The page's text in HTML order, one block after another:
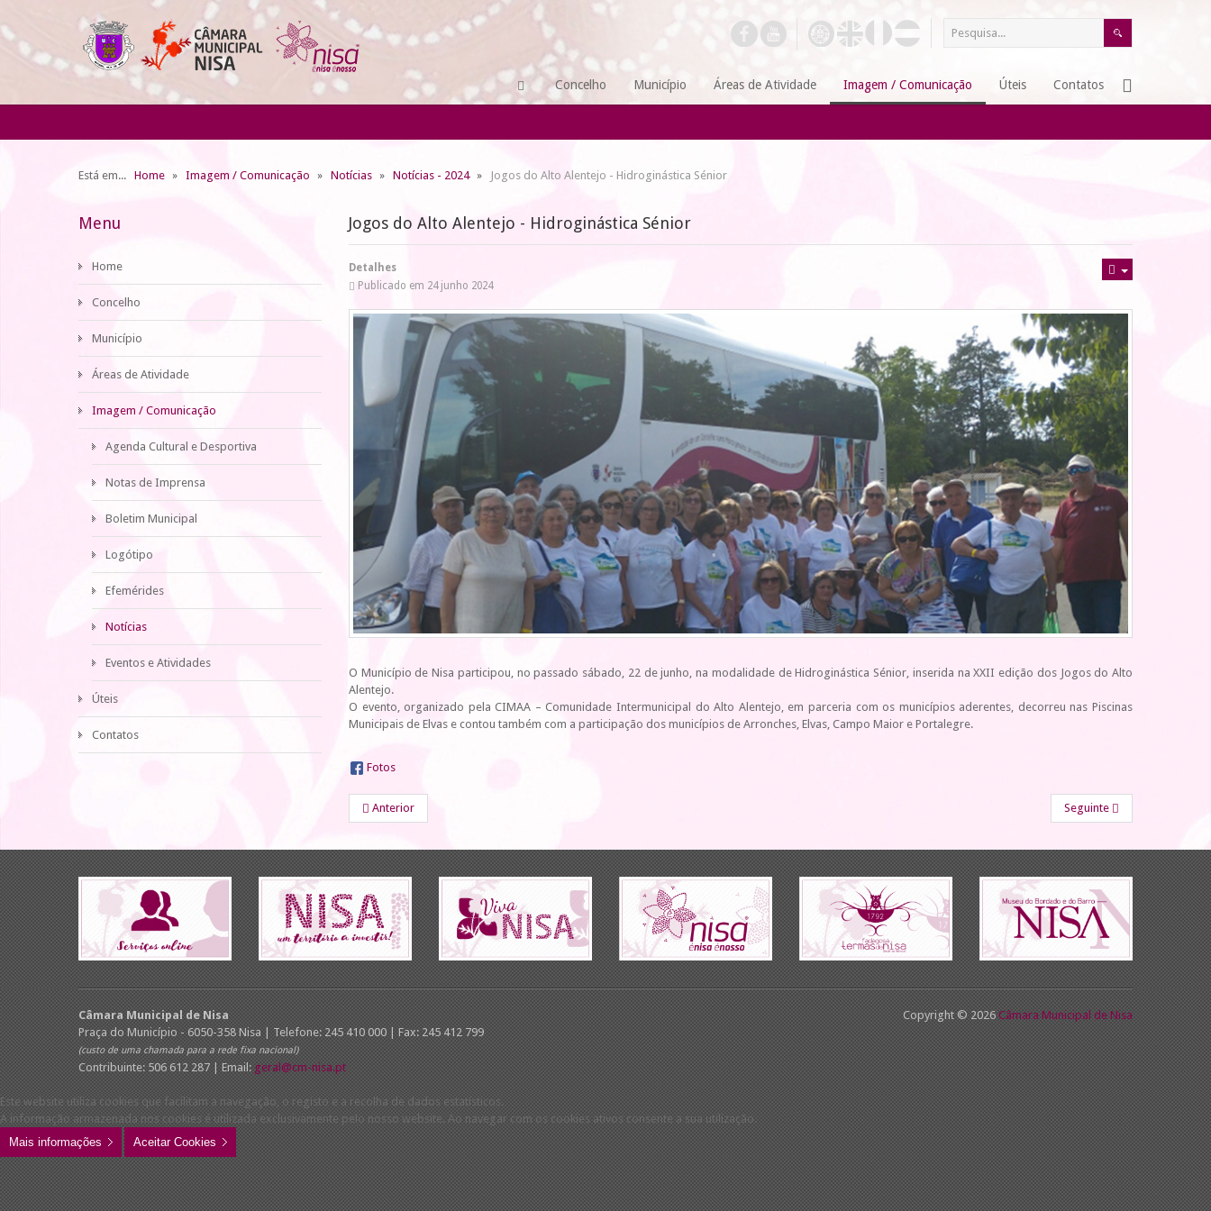
Concelho Município Áreas de Atividade Imagem / Comunicação Úteis Contatos
Está em... Home Imagem / Comunicação Notícias Notícias - 2024 Jogos do Alto Alentejo - Hidroginástica Sénior
Jogos do Alto Alentejo - Hidroginástica Sénior
Detalhes
Publicado em 24 junho 2024
O Município de Nisa participou, no passado sábado, 22 de junho, na modalidade de Hidroginástica Sénior, inserida na XXII edição dos Jogos do Alto
Alentejo.
O evento, organizado pela CIMAA – Comunidade Intermunicipal do Alto Alentejo, em parceria com os municípios aderentes, decorreu nas Piscinas
Municipais de Elvas e contou também com a participação dos municípios de Arronches, Elvas, Campo Maior e Portalegre.
Fotos
Anterior Seguinte
Menu
Home
Concelho
Município
Áreas de Atividade
Imagem / Comunicação
Agenda Cultural e Desportiva
Notas de Imprensa
Boletim Municipal
Logótipo
Efemérides
Notícias
Eventos e Atividades
Úteis
Contatos
Câmara Municipal de Nisa
Praça do Município - 6050-358 Nisa | Telefone: 245 410 000 | Fax: 245 412 799
(custo de uma chamada para a rede fixa nacional)
Contribuinte: 506 612 287 | Email: geral@cm-nisa.pt
Copyright © 2026 Câmara Municipal de Nisa
Este website utiliza cookies que facilitam a navegação, o registo e a recolha de dados estatísticos.
A informação armazenada nos cookies é utilizada exclusivamente pelo nosso website. Ao navegar com os cookies ativos consente a sua utilização.
Mais informações
Aceitar Cookies